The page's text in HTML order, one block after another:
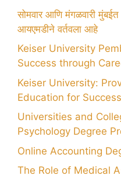
सोमवार आणि मंगळवारी
आयएमडीने वर्तवला आहे
Keiser University
Success through
Keiser University:
Education for Success
Universities and
Psychology Degree
Online Accounting
The Role of Medical